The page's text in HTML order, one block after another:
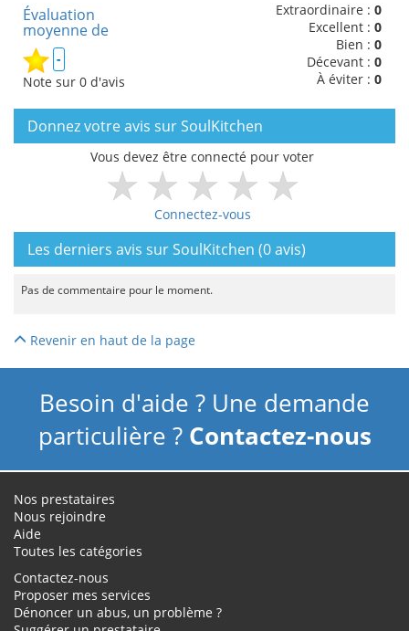
Évaluation
moyenne de
-
Note sur 0 d'avis
Extraordinaire : 0
Excellent : 0
Bien : 0
Décevant : 0
À éviter : 0
Donnez votre avis sur SoulKitchen
Vous devez être connecté pour voter
Connectez-vous
Les derniers avis sur SoulKitchen (0 avis)
Pas de commentaire pour le moment.
Revenir en haut de la page
Besoin d'aide ? Une demande
particulière ? Contactez-nous
Nos prestataires
Nous rejoindre
Aide
Toutes les catégories
Contactez-nous
Proposer mes services
Dénoncer un abus, un problème ?